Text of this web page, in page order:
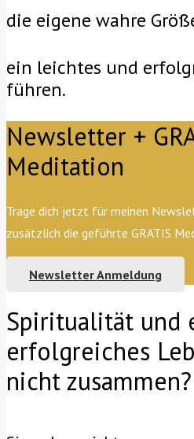
die eigene wahre
ein leichtes und
führen.
Newsletter +
Meditation
Trage dich jetzt für meinen
zusätzlich die geführte GRATIS
Newsletter Anmeldung
Spiritualität und
erfolgreiches
nicht zusammen?